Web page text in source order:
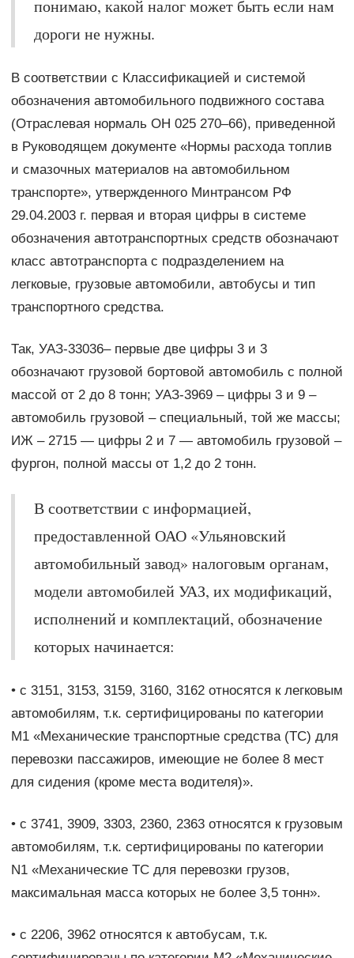
понимаю, какой налог может быть если нам
дороги не нужны.
В соответствии с Классификацией и системой
обозначения автомобильного подвижного состава
(Отраслевая нормаль ОН 025 270–66), приведенной
в Руководящем документе «Нормы расхода топлив
и смазочных материалов на автомобильном
транспорте», утвержденного Минтрансом РФ
29.04.2003 г. первая и вторая цифры в системе
обозначения автотранспортных средств обозначают
класс автотранспорта с подразделением на
легковые, грузовые автомобили, автобусы и тип
транспортного средства.
Так, УАЗ-33036– первые две цифры 3 и 3
обозначают грузовой бортовой автомобиль с полной
массой от 2 до 8 тонн; УАЗ-3969 – цифры 3 и 9 –
автомобиль грузовой – специальный, той же массы;
ИЖ – 2715 — цифры 2 и 7 — автомобиль грузовой –
фургон, полной массы от 1,2 до 2 тонн.
В соответствии с информацией,
предоставленной ОАО «Ульяновский
автомобильный завод» налоговым органам,
модели автомобилей УАЗ, их модификаций,
исполнений и комплектаций, обозначение
которых начинается:
• c 3151, 3153, 3159, 3160, 3162 относятся к легковым
автомобилям, т.к. сертифицированы по категории
М1 «Механические транспортные средства (ТС) для
перевозки пассажиров, имеющие не более 8 мест
для сидения (кроме места водителя)».
• c 3741, 3909, 3303, 2360, 2363 относятся к грузовым
автомобилям, т.к. сертифицированы по категории
N1 «Механические ТС для перевозки грузов,
максимальная масса которых не более 3,5 тонн».
• с 2206, 3962 относятся к автобусам, т.к.